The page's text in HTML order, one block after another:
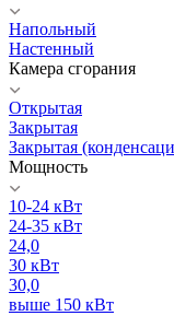
Напольный
Настенный
Камера сгорания
Открытая
Закрытая
Закрытая
Мощность
10-24 кВт
24-35 кВт
24,0
30 кВт
30,0
выше 150 кВт